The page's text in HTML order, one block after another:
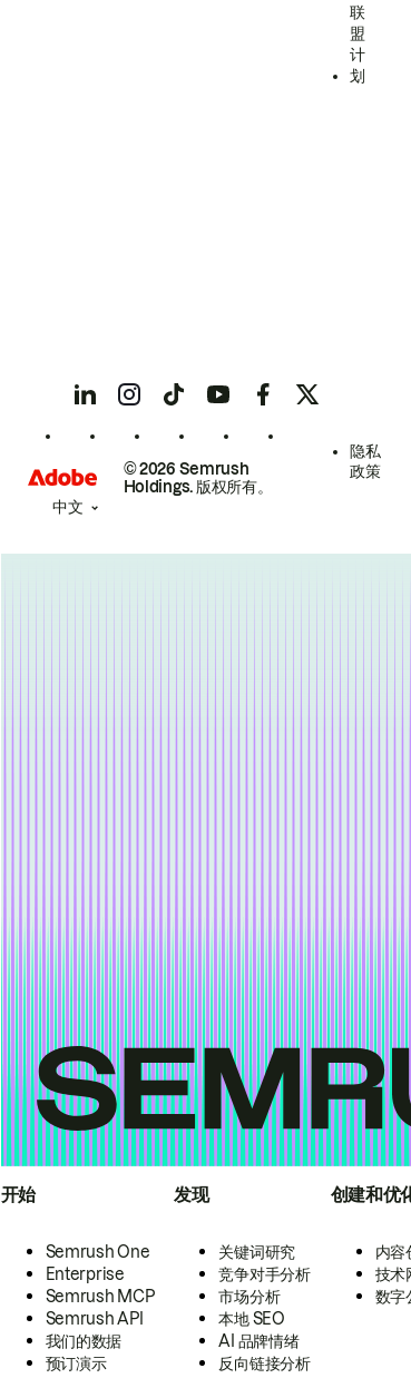
开始
Semrush One
Enterprise
Semrush MCP
Semrush API
我们的数据
预订演示
发现
关键词研究
竞争对手分析
市场分析
本地 SEO
AI 品牌情绪
反向链接分析
创建和优
内容
技术
数字
联
盟
计
划
© 2026 Semrush
Holdings. 版权所有。
隐私
政策
中文